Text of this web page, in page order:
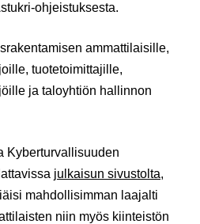
ohjeistuksesta.
ammattilaisille,
tuotetoimittajille,
ja taloyhtiön hallinnon
Kyberturvallisuuden
julkaisun sivustolta,
mahdollisimman laajalti
niin myös kiinteistön